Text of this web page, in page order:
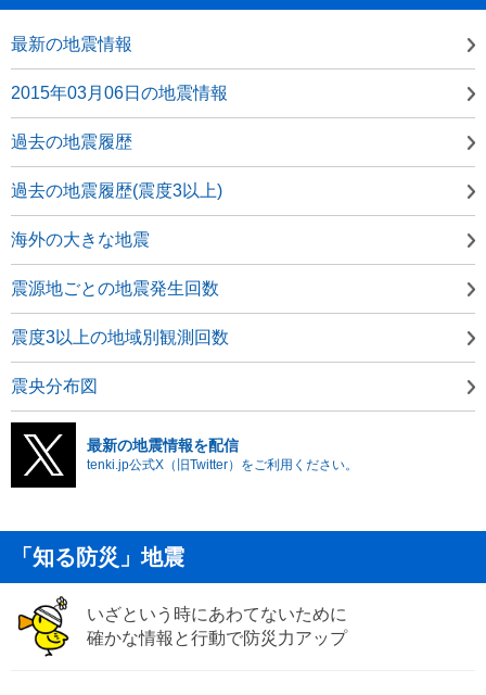
最新の地震情報
2015年03月06日の地震情報
過去の地震履歴
過去の地震履歴(震度3以上)
海外の大きな地震
震源地ごとの地震発生回数
震度3以上の地域別観測回数
震央分布図
最新の地震情報を配信
tenki.jp公式X（旧Twitter）をご利用ください。
「知る防災」地震
いざという時にあわてないために
確かな情報と行動で防災力アップ